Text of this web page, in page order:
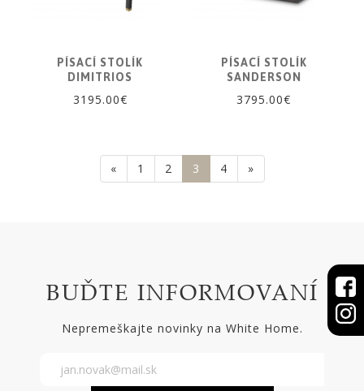
PÍSACÍ STOLÍK
DIMITRIOS
3195.00€
PÍSACÍ STOLÍK
SANDERSON
3795.00€
« 1 2 3 4 »
BUĎTE INFORMOVANÍ
Nepremeškajte novinky na White Home.